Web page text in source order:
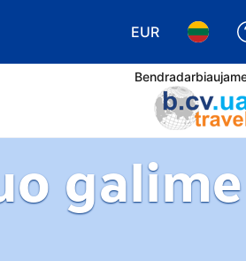
EUR
Pasirinkite